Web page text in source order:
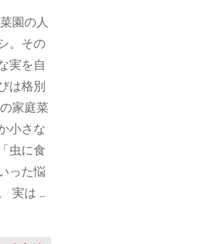
園の人
。その
実を自
は格別
家庭菜
小さな
虫に食
った悩
実は …